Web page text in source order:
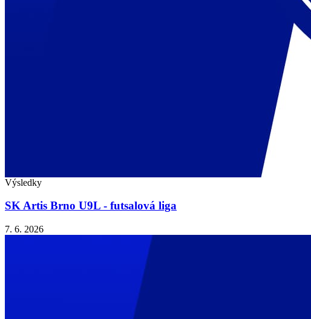
Výsledky
SK Artis Brno U9L - futsalová liga
7. 6. 2026